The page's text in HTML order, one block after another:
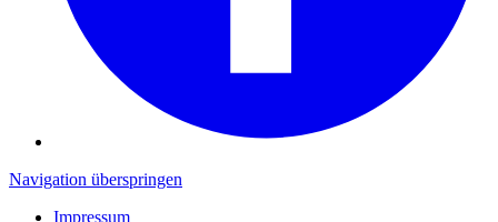
Navigation überspringen
Impressum